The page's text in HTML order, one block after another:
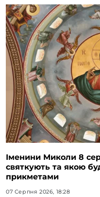
Іменини Миколи 8
святкують та якою
прикметами
07 Серпня 2026, 18:28